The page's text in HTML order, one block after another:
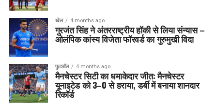
खेल 4 months ago
गुरजंत सिंह ने अंतरराष्ट्रीय हॉकी से लिया संन्यास –
ओलंपिक कांस्य विजेता फॉरवर्ड का गुरुमुखी विदा
फुटबॉल 4 months ago
मैनचेस्टर सिटी का धमाकेदार जीत: मैनचेस्टर
यूनाइटेड को 3–0 से हराया, डर्बी में बनाया शानदार
रिकॉर्ड